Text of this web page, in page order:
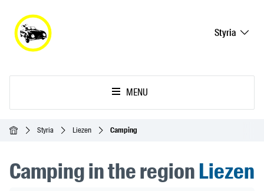
Styria
MENU
Homepage
Styria Liezen Camping
Camping in the regionLiezen